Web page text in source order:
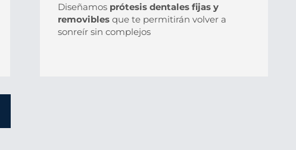
Diseñamos prótesis dentales fijas y
removiblesque te permitirán volver a
sonreír sin complejos